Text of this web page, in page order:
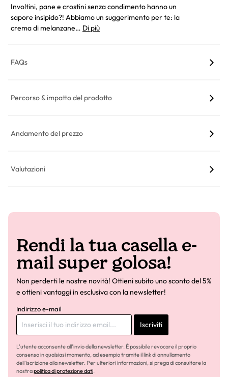
Involtini, pane e crostini senza condimento hanno un
sapore insipido?! Abbiamo un suggerimento per te: la
crema di melanzane… Di più
FAQs
Percorso & impatto del prodotto
Andamento del prezzo
Valutazioni
Rendi la tua casella e-
mail super golosa!
Non perderti le nostre novità! Ottieni subito uno sconto del 5%
e ottieni vantaggi in esclusiva con la newsletter!
Indirizzo e-mail
Iscriviti
L'utente acconsente all'invio della newsletter. È possibile revocare il proprio
consenso in qualsiasi momento, ad esempio tramite il link di annullamento
dell'iscrizione alla newsletter. Per ulteriori informazioni, si prega di consultare la
nostrapolitica di protezione dati.